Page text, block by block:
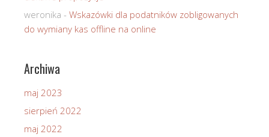
weronika - Wskazówki dla podatników zobligowanych
do wymiany kas offline na online
Archiwa
maj 2023
sierpień 2022
maj 2022